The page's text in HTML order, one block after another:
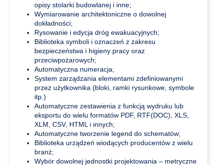
opisy stolarki budowlanej i inne;
Wymiarowanie architektoniczne o dowolnej
dokładności;
Rysowanie i edycja dróg ewakuacyjnych;
Biblioteka symboli i oznaczeń z zakresu
bezpieczeństwa i higieny pracy oraz
przeciwpożarowych;
Automatyczna numeracja;
System zarządzania elementami zdefiniowanymi
przez użytkownika (bloki, ramki rysunkowe, symbole
itp.)
Automatyczne zestawienia z funkcją wydruku lub
eksportu do wielu formatów PDF, RTF(DOC), XLS,
XLM, CSV, HTML i innych;
Automatyczne tworzenie legend do schematów;
Biblioteka urządzeń wiodących producentów z wielu
branż;
Wybór dowolnej jednostki projektowania – metryczne